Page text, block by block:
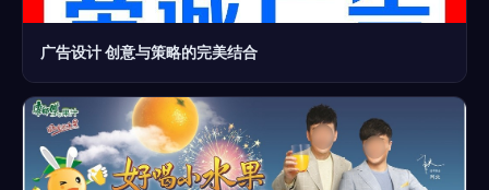
广告设计 创意与策略的完美结合